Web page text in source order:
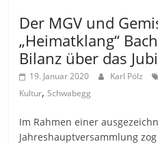
Der MGV und
„Heimatklang“
Bilanz über das
19. Januar 2020 Karl Pölz
Kultur,Schwabegg
Im Rahmen einer
Jahreshauptversammlung